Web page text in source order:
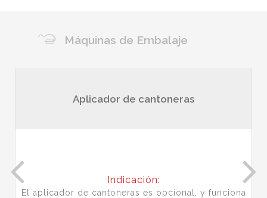
Máquinas de Embalaje
Aplicador de cantoneras
Indicación:
El aplicador de cantoneras es opcional, y funciona